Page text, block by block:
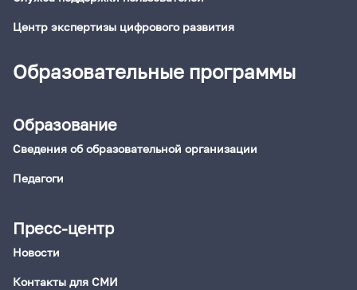
Центр экспертизы цифрового развития
Образовательные программы
Образование
Сведения об образовательной организации
Педагоги
Пресс-центр
Новости
Контакты для СМИ